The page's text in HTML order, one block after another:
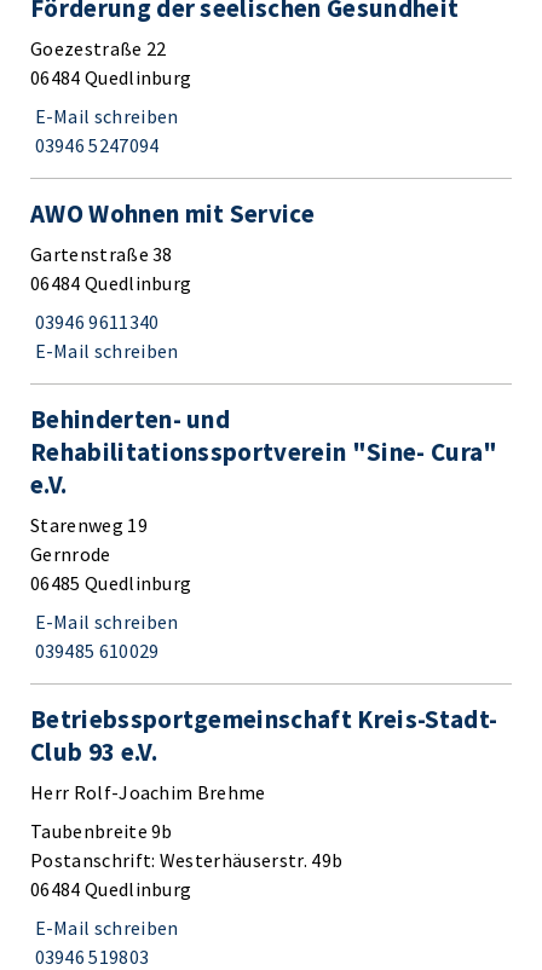
Förderung der seelischen Gesundheit
Goezestraße 22
06484 Quedlinburg
E-Mail schreiben
03946 5247094
AWO Wohnen mit Service
Gartenstraße 38
06484 Quedlinburg
03946 9611340
E-Mail schreiben
Behinderten- und
Rehabilitationssportverein "Sine- Cura"
e.V.
Starenweg 19
Gernrode
06485 Quedlinburg
E-Mail schreiben
039485 610029
Betriebssportgemeinschaft Kreis-Stadt-
Club 93 e.V.
Herr Rolf-Joachim Brehme
Taubenbreite 9b
Postanschrift: Westerhäuserstr. 49b
06484 Quedlinburg
E-Mail schreiben
03946 519803